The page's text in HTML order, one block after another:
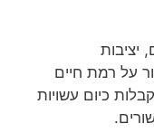
יציבות
על רמת חיים
כיום עשויות